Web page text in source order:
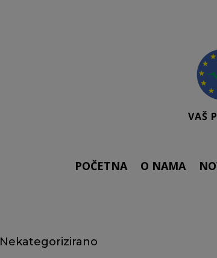
VAŠ
POČETNA O NAMA
Nekategorizirano